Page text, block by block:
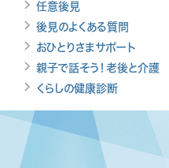
任意後見
後見のよくある質問
おひとりさまサポート
親子で話そう！老後と介護
くらしの健康診断